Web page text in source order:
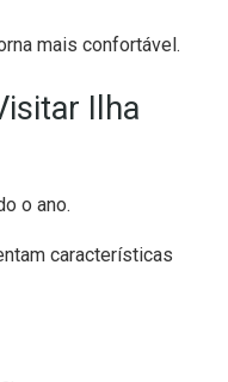
mais confortável.
Ilha
o ano.
características